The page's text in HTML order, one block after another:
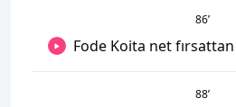
86’
Fode Koita net
88’